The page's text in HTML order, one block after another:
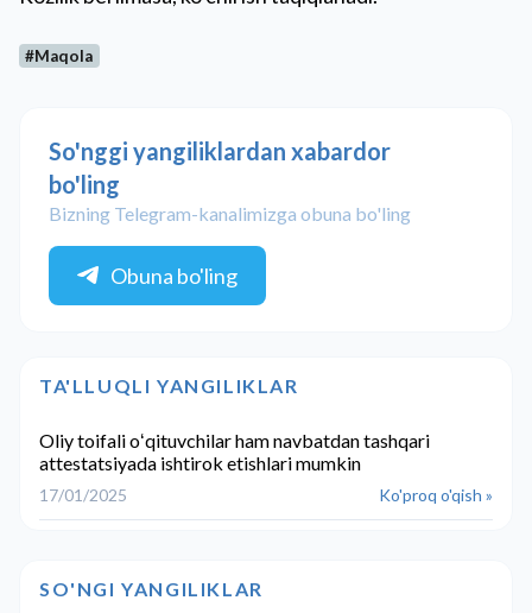
#Maqola
So'nggi yangiliklardan xabardor
bo'ling
Bizning Telegram-kanalimizga obuna bo'ling
Obuna bo'ling
TA'LLUQLI YANGILIKLAR
Oliy toifali oʻqituvchilar ham navbatdan tashqari
attestatsiyada ishtirok etishlari mumkin
17/01/2025 Ko'proq o'qish »
SO'NGI YANGILIKLAR